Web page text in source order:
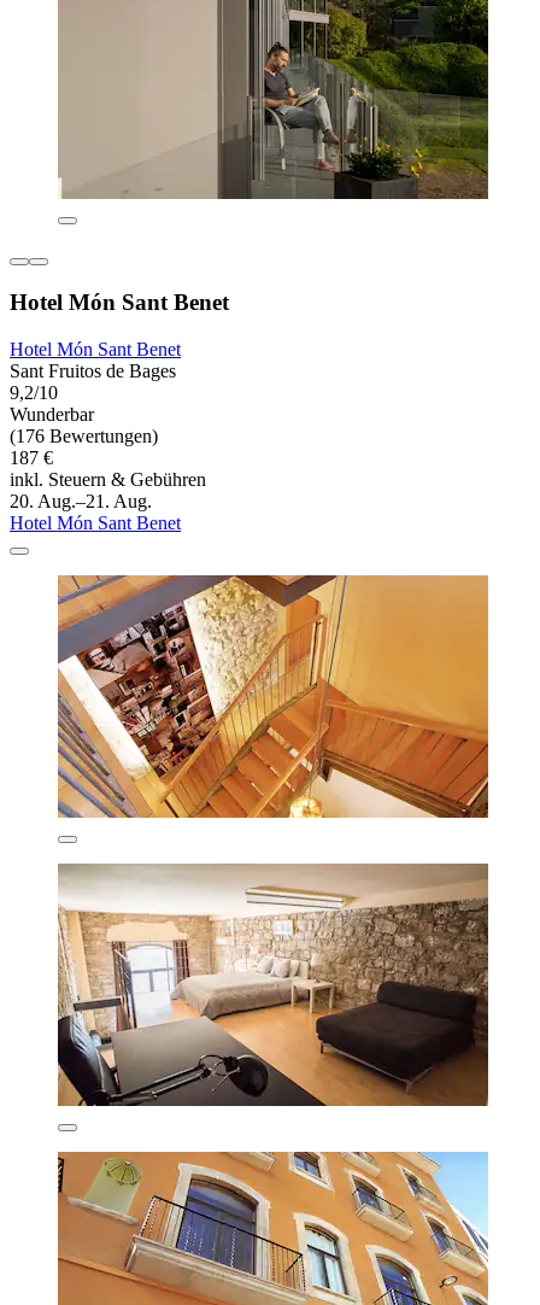
Hotel Món Sant Benet
Hotel Món Sant Benet
Sant Fruitos de Bages
9,2/10
Wunderbar
(176 Bewertungen)
187 €
inkl. Steuern & Gebühren
20. Aug.–21. Aug.
Hotel Món Sant Benet